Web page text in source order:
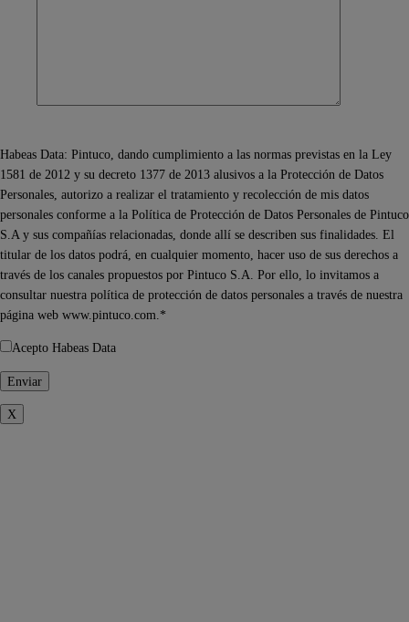
Habeas Data: Pintuco, dando cumplimiento a las normas previstas en la Ley
1581 de 2012 y su decreto 1377 de 2013 alusivos a la Protección de Datos
Personales, autorizo a realizar el tratamiento y recolección de mis datos
personales conforme a la Política de Protección de Datos Personales de Pintuco
S.A y sus compañías relacionadas, donde allí se describen sus finalidades. El
titular de los datos podrá, en cualquier momento, hacer uso de sus derechos a
través de los canales propuestos por Pintuco S.A. Por ello, lo invitamos a
consultar nuestra política de protección de datos personales a través de nuestra
página web www.pintuco.com.*
Acepto Habeas Data
X